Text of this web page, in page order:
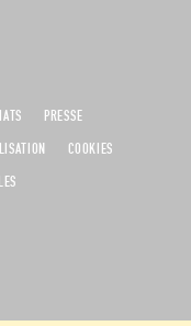
PRESSE
COOKIES